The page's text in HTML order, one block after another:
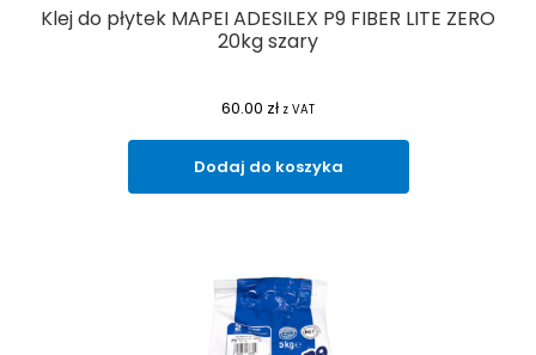
Klej do płytek MAPEI ADESILEX P9 FIBER LITE ZERO
20kg szary
60.00 zł z VAT
Dodaj do koszyka